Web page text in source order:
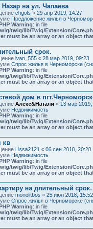
на ул. Чапаева
chgols « 29 апр 2019, 14:27
Предложение жилья в
Warning: in file
twig/lib/Twig/Extension/
must be an array or an object
срок.
ivan_555 « 28 мар 2019, 09:23
Спрос жилья в Черноморске
Warning: in file
twig/lib/Twig/Extension/
must be an array or an object
дом в
Алекс&Натали « 13 мар 2019,
Недвижимость
Warning: in file
twig/lib/Twig/Extension/
must be an array or an object
кв
Lissa2121 « 06 сен 2018, 20:28
Недвижимость
Warning: in file
twig/lib/Twig/Extension/
must be an array or an object
на длительный срок.
monolitbos « 25 июл 2018, 15:52
Спрос жилья в Черноморске
Warning: in file
twig/lib/Twig/Extension/
must be an array or an object